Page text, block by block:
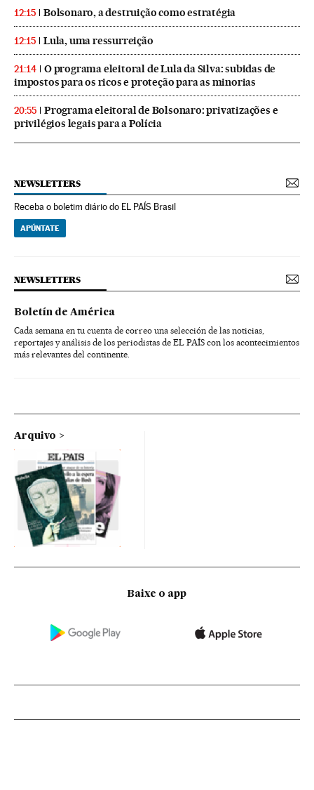
12:15 Bolsonaro, a destruição como estratégia
12:15 Lula, uma ressurreição
21:14
O programa eleitoral de Lula da Silva: subidas de
impostos para os ricos e proteção para as minorias
20:55
Programa eleitoral de Bolsonaro: privatizações e
privilégios legais para a Polícia
NEWSLETTERS
Receba o boletim diário do EL PAÍS Brasil
APÚNTATE
NEWSLETTERS
Boletín de América
Cada semana en tu cuenta de correo una selección de las noticias,
reportajes y análisis de los periodistas de EL PAÍS con los acontecimientos
más relevantes del continente.
Arquivo
Baixe o app